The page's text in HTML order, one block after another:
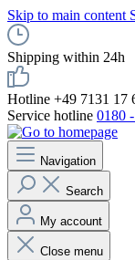
Skip to main content
Shipping within 24h
Hotline +49 7131 17
Service hotline 0180
Navigation
Search
My account
Close menu